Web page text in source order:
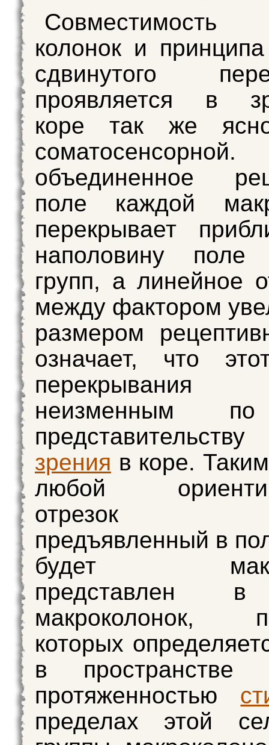
Совместимость
колонок и
сдвинутого
проявляется в
коре так же
объединенное
поле каждой
перекрывает
наполовину поле
групп, а линейное
между фактором
размером
означает, что
перекрывания
неизменным
зрения в коре.
любой
отрезок
предъявленный в
будет
представлен в
макроколонок,
которых
в пространстве
протяженностью
пределах этой